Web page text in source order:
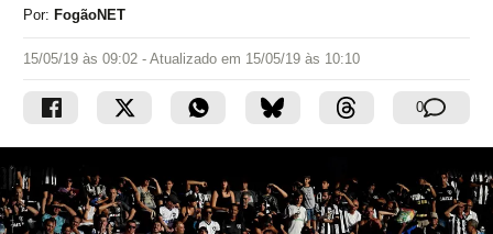
Por: FogãoNET
15/05/19 às 09:02 - Atualizado em 15/05/19 às 10:10
0